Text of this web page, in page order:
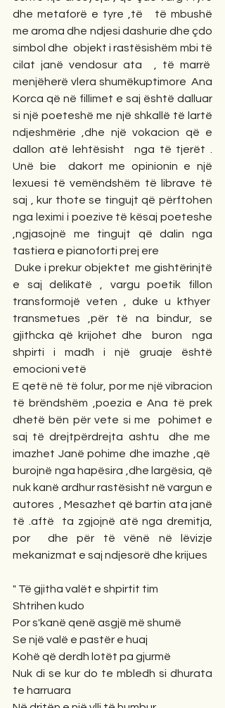
dhe metaforë e tyre ,të   të mbushë
me aroma dhe ndjesi dashurie dhe çdo
simbol dhe  objekt i rastësishëm mbi të
cilat janë vendosur ata  , të marrë
menjëherë vlera shumëkuptimore  Ana
Korca që në fillimet e saj është dalluar
si një poeteshë me një shkallë të lartë
ndjeshmërie ,dhe një vokacion që e
dallon atë lehtësisht  nga të tjerët .
Unë bie  dakort me opinionin e një
lexuesi të vemëndshëm të librave të
saj , kur thote se tingujt që përftohen
nga leximi i poezive të kësaj poeteshe
,ngjasojnë me tingujt që dalin nga
tastiera e pianoforti prej ere
Duke i prekur objektet  me gishtërinjtë
e saj delikatë , vargu poetik fillon
transformojë veten , duke u kthyer
transmetues ,për të na bindur, se
gjithcka që krijohet dhe  buron  nga
shpirti i madh i një gruaje është
emocioni vetë
E qetë në të folur, por me një vibracion
të brëndshëm ,poezia e Ana të prek
dhetë bën për vete si me  pohimet e
saj të drejtpërdrejta ashtu  dhe me
imazhet Janë pohime dhe imazhe ,që
burojnë nga hapësira ,dhe largësia, që
nuk kanë ardhur rastësisht në vargun e
autores  , Mesazhet që bartin ata janë
të .aftë  ta zgjojnë atë nga dremitja,
por  dhe për të vënë në lëvizje
mekanizmat e saj ndjesorë dhe krijues
" Të gjitha valët e shpirtit tim
Shtrihen kudo
Por s'kanë qenë asgjë më shumë
Se një valë e pastër e huaj
Kohë që derdh lotët pa gjurmë
Nuk di se kur do te mbledh si dhurata
te harruara